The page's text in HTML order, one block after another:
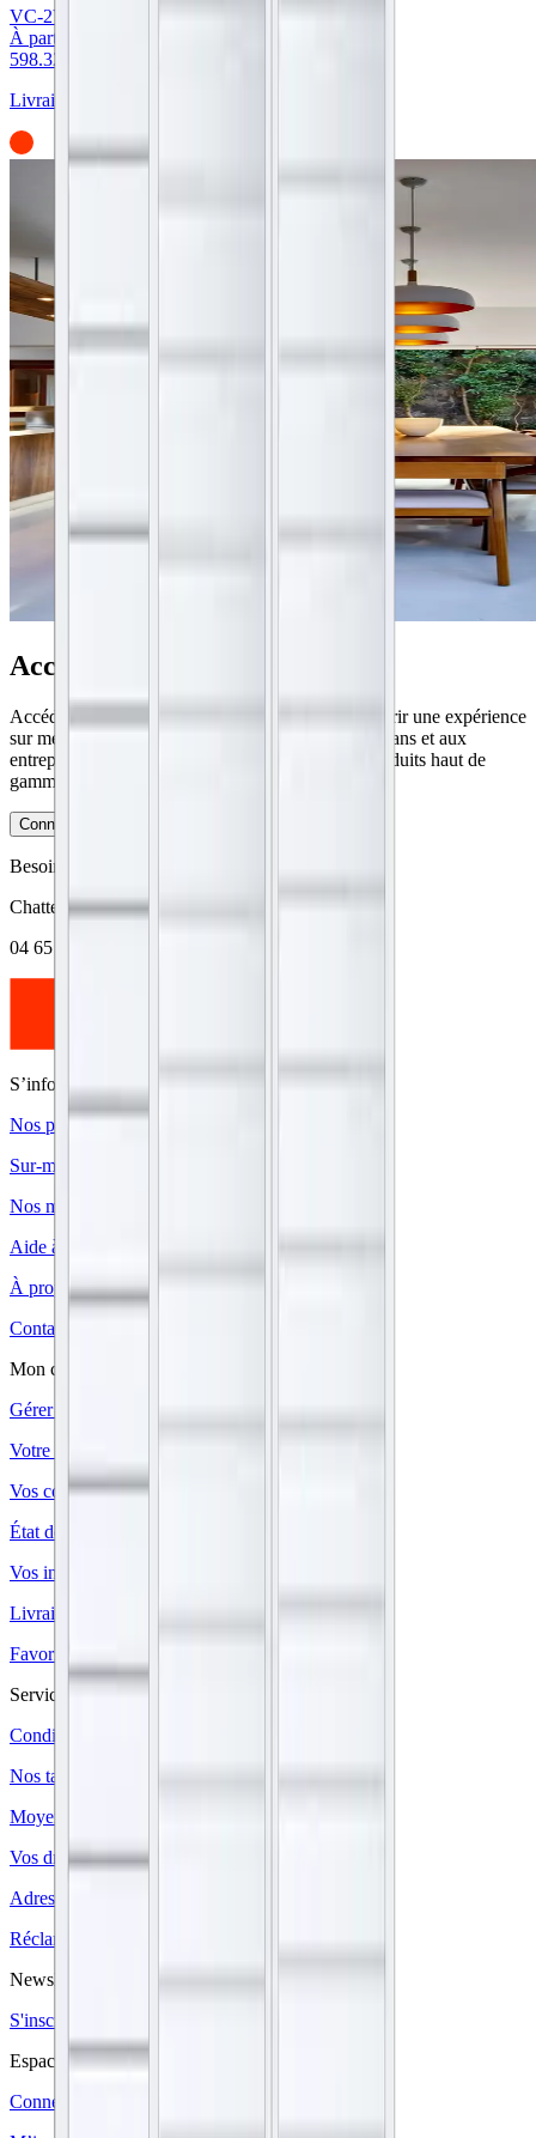
VC-2V
À partir de :
598.32 €
Livraison en
Accédez à l’espace client
Accédez à notre espace professionnel pour découvrir une expérience
sur mesure. Notre plateforme dédiée offre aux artisans et aux
entreprises du secteur un accès privilégié à nos produits haut de
gamme et à nos services personnalisés.
Connexion
Besoin d’aide ?
Chattez en ligneou appelez le
04 65 84 61 00
S’informer et acheter
Nos produits
Sur-mesure
Nos matériaux
Aide à l’achat
À propos
Contact
Mon compte
Gérer votre profil
Votre panier
Vos commandes
État de votre commande
Vos informations
Livraison & délais
Favoris
Service après vente
Conditions de vente
Nos tarifs
Moyens de paiement
Vos droits
Adresse d’expédition
Réclamations
Newsletter
S'inscrire
Espace Client
Connexion